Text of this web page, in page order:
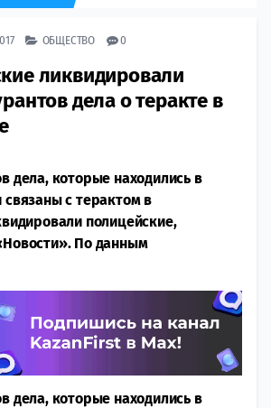
ОБЩЕСТВО 0
ликвидировали
дела о теракте в
дела, которые находились в
с терактом в
полицейские,
По данным
дела, которые находились в